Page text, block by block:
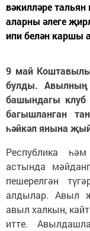
вәкилләре
аларны әлеге
ипи белән каршы
9 май
булды. Авылның
башындагы
багышланган
һәйкәл янына
Республика
астында
пешерелгән
алдылар. Авыл
авыл халкын,
итте.